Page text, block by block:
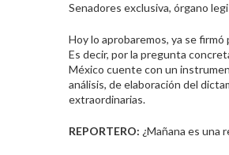
Senadores exclusiva, órgano
Hoy lo aprobaremos, ya se
Es decir, por la pregunta
México cuente con un
análisis, de elaboración del
extraordinarias.
REPORTERO: ¿Mañana es una